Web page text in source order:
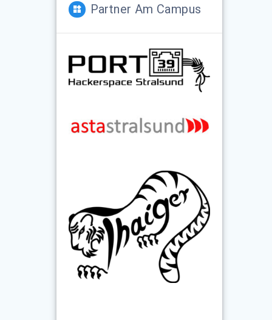
Partner Am Campus